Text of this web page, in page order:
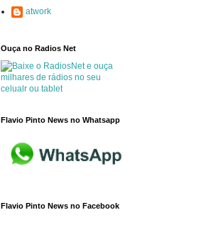
atwork
Ouça no Radios Net
Flavio Pinto News no Whatsapp
Flavio Pinto News no Facebook